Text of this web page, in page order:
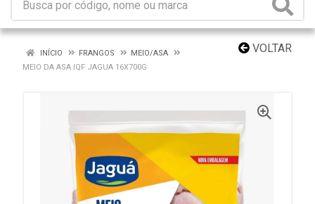
VOLTAR
INÍCIO FRANGOS
MEIO/ASA
MEIO DA ASA IQF JAGUA 16X700G